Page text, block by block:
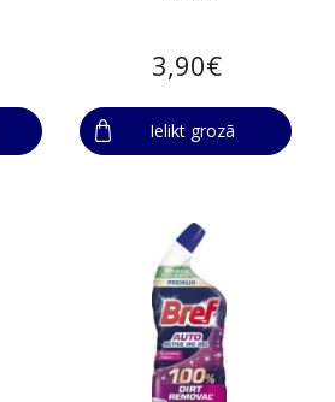
3,90€
Ielikt grozā